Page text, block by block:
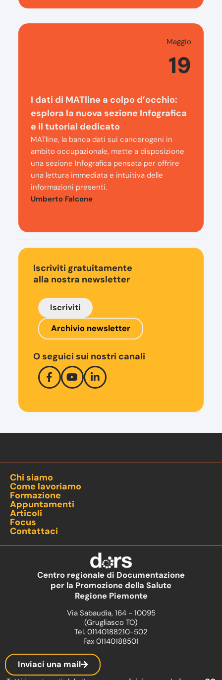
Maggio
19
I dati di MATline a colpo d’occhio:
esplora la nuova sezione Infografica
e il tutorial dedicato
MATline, la banca dati sui cancerogeni in
ambito occupazionale, mette a disposizione
una sezione Infografica pensata per offrire
una lettura immediata e intuitiva delle
informazioni presenti.
Umberto Falcone
Iscriviti gratuitamente
alla nostra newsletter
Iscriviti
Archivio newsletter
O seguici sui nostri canali
Chi siamo
Come lavoriamo
Formazione
Appuntamenti
Articoli
Focus
Contattaci
Centro regionale di Documentazione
per la Promozione della Salute
Regione Piemonte
Via Sabaudia, 164 - 10095
(Grugliasco TO)
Tel. 01140188210-502
Fax 01140188501
Inviaci una mail